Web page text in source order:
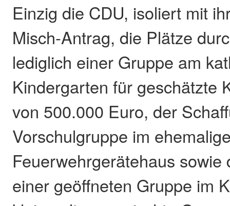
Einzig die CDU, isoliert mit
Misch-Antrag, die Plätze
lediglich einer Gruppe am
Kindergarten für geschätzte
von 500.000 Euro, der
Vorschulgruppe im
Feuerwehrgerätehaus sowie
einer geöffneten Gruppe im